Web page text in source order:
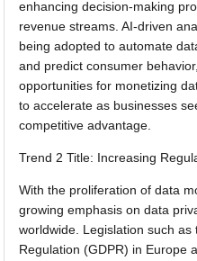
enhancing decision-making
revenue streams. AI-driven
being adopted to automate
and predict consumer
opportunities for monetizing
to accelerate as businesses
competitive advantage.
Trend 2 Title: Increasing
With the proliferation of data
growing emphasis on data
worldwide. Legislation such
Regulation (GDPR) in Europe